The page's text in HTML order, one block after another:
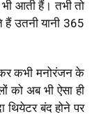
भी आती हैं। तभी तो
हैं उतनी यानी 365
कभी मनोरंजन के
को अब भी ऐसा ही
बंद होने पर